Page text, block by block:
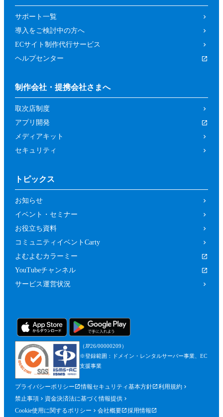
サポート一覧
導入をご検討中の方へ
ECサイト制作代行サービス
ヘルプセンター
制作会社・提携会社さまへ
取次店制度
アプリ開発
メディアキット
セキュリティ
トピックス
お知らせ
イベント・セミナー
お役立ち資料
コミュニティイベントCarty
よむよむカラーミー
YouTubeチャンネル
サービス運営状況
（JP26/00000209）
※登録範囲：ドメイン・レンタルサーバー事業、EC
支援事業
プライバシーポリシー 情報セキュリティ基本方針
利用規約
禁止事項
資金決済法に基づく情報提供
Cookie使用に関するポリシー
会社概要 採用情報